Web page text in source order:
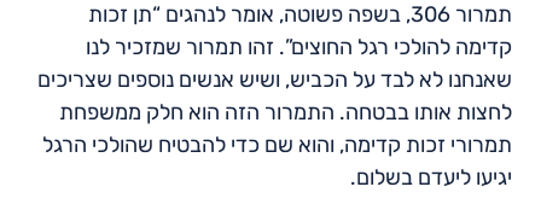
תמרור 306, בשפה פשוטה, אומר לנהגים “תן זכות
קדימה להולכי רגל החוצים”. זהו תמרור שמזכיר לנו
שאנחנו לא לבד על הכביש, ושיש אנשים נוספים שצריכים
לחצות אותו בבטחה. התמרור הזה הוא חלק ממשפחת
תמרורי זכות קדימה, והוא שם כדי להבטיח שהולכי הרגל
יגיעו ליעדם בשלום.